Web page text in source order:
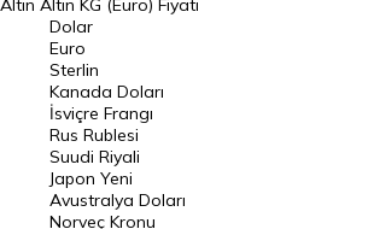
Euro Kuru
Pound Kuru
Frank Kuru
Riyal Kuru
Avustralya Doları
Danimarka Kronu Kuru
Altın Altın KG (Euro) Fiyatı
Dolar
Euro
Sterlin
Kanada Doları
İsviçre Frangı
Rus Rublesi
Suudi Riyali
Japon Yeni
Avustralya Doları
Norveç Kronu